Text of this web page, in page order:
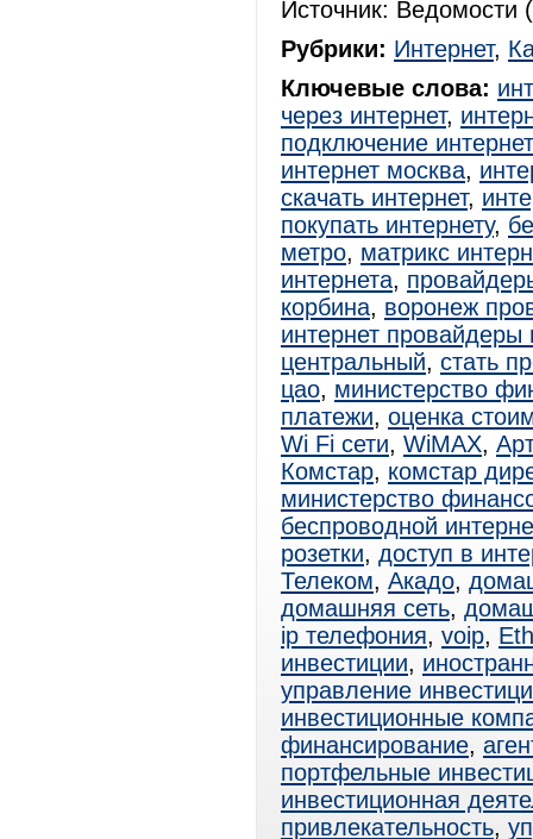
Источник: Ведомости (
Рубрики: Интернет,
Ключевые слова:
через интернет,
подключение
интернет москва,
скачать интернет,
покупать интернету,
метро, матрикс
интернета,
корбина, воронеж
интернет провайдеры
центральный, стать
цао, министерство
платежи, оценка
Wi Fi сети, WiMAX,
Комстар, комстар
министерство
беспроводной
розетки, доступ в
Телеком, Акадо,
домашняя сеть,
ip телефония, voip,
инвестиции,
управление
инвестиционные
финансирование,
портфельные
инвестиционная
привлекательность,